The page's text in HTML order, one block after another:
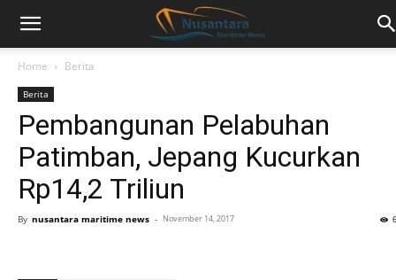
Home Berita
Berita
Pembangunan Pelabuhan
Patimban, Jepang Kucurkan
Rp14,2 Triliun
By nusantara maritime news - November 14, 2017